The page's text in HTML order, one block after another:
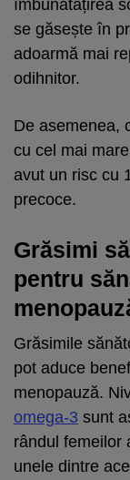
îmbunătățirea
se găsește în
adoarmă mai
odihnitor.
De asemenea,
cu cel mai
avut un risc cu
precoce.
Grăsimi
pentru
Grăsimile
pot aduce
menopauză.
omega-3 sunt
rândul femeilor
unele dintre